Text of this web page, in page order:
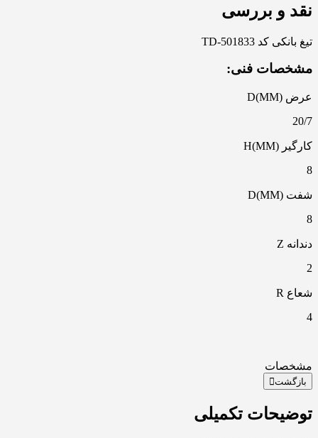
نقد و بررسی
تیغ بانکی کد TD-501833
مشخصات فنی:
عرض D(MM)
20/7
کارگیر H(MM)
8
شفت D(MM)
8
دندانه Z
2
شعاع R
4
مشخصات
بازگشت
توضیحات تکمیلی